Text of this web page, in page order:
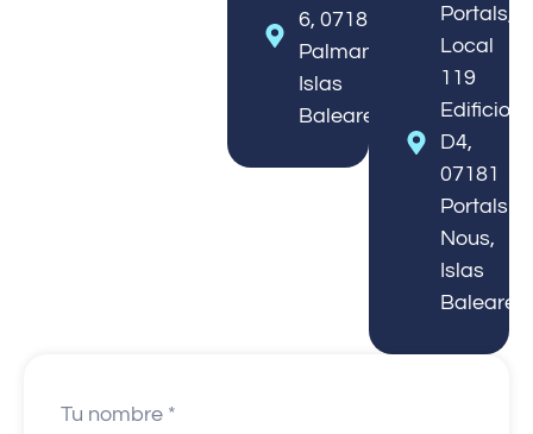
6, 07181
Palmanova,
Islas
Baleares
Portals,
Local
119
Edificio
D4,
07181
Portals
Nous,
Islas
Baleares